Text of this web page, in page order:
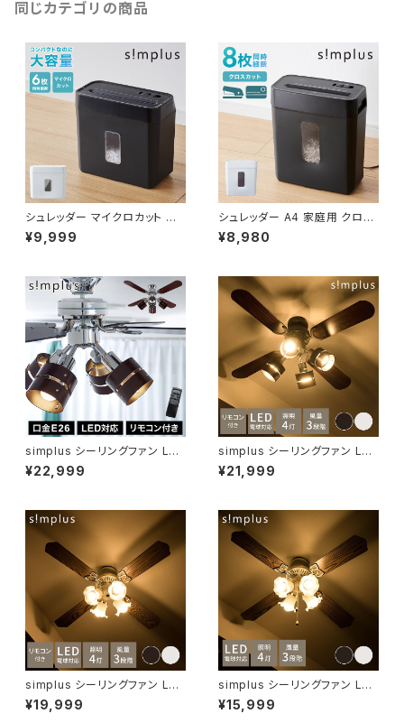
P-SRD03
同じカテゴリの商品
シュレッダー マイクロカット 定
格5枚 最大6枚同時細断 電動
小型 家用 オフィス 卓上 コンパ
シンプラス SP-SRD02【送料無
¥9,999
シュレッダー A4 家庭用 クロス
カット 静音 ホッチキス カード可
6枚細断 コンパクト 電動 オフィ
枚細断 simplus シンプラス SP
-SRD01
¥8,980
simplus シーリングファン LED
対応 照明4灯 リモコン操作 風
量3段階 天井照明 8畳 10畳 12
メタリック led SP-SLF01 シン
プラス
¥22,999
simplus シーリングファン LED
対応 照明4灯 リモコン操作 風
量3段階 天井照明 8畳 10畳 12
ン ナチュラル led SP-SLF01
シンプラス
¥21,999
simplus シーリングファン LED
対応 照明4灯 リモコン操作 風
量3段階 天井照明 8畳 10畳 12
¥19,999
simplus シーリングファン LED
対応 照明4灯 風量3段階 天井
照明 8畳 10畳 12畳 おしゃれ
¥15,999